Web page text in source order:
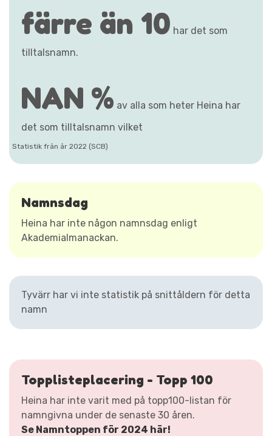
färre än 10 har det som
tilltalsnamn.
NAN % av alla som heter Heina har
det som tilltalsnamn vilket
Statistik från år 2022 (SCB)
Namnsdag
Heina har inte någon namnsdag enligt
Akademialmanackan.
Tyvärr har vi inte statistik på snittåldern för detta
namn
Topplisteplacering - Topp 100
Heina har inte varit med på topp100-listan för
namngivna under de senaste 30 åren.
Se Namntoppen för 2024 här!